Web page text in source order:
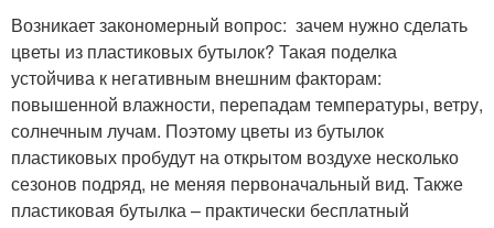
Возникает закономерный вопрос: зачем нужно сделать
цветы из пластиковых бутылок? Такая поделка
устойчива к негативным внешним факторам:
повышенной влажности, перепадам температуры, ветру,
солнечным лучам. Поэтому цветы из бутылок
пластиковых пробудут на открытом воздухе несколько
сезонов подряд, не меняя первоначальный вид. Также
пластиковая бутылка – практически бесплатный